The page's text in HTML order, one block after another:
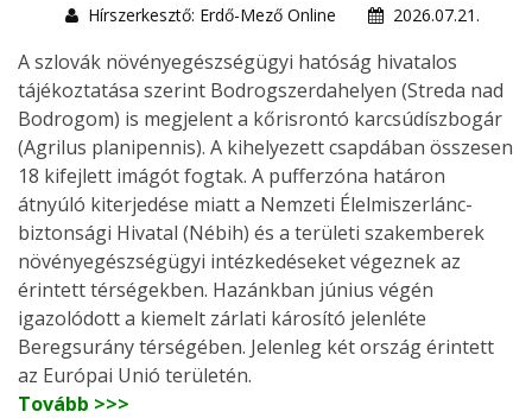
Hírszerkesztő: Erdő-Mező Online
2026.07.21.
A szlovák növényegészségügyi hatóság hivatalos
tájékoztatása szerint Bodrogszerdahelyen (Streda nad
Bodrogom) is megjelent a kőrisrontó karcsúdíszbogár
(Agrilus planipennis). A kihelyezett csapdában összesen
18 kifejlett imágót fogtak. A pufferzóna határon
átnyúló kiterjedése miatt a Nemzeti Élelmiszerlánc-
biztonsági Hivatal (Nébih) és a területi szakemberek
növényegészségügyi intézkedéseket végeznek az
érintett térségekben. Hazánkban június végén
igazolódott a kiemelt zárlati károsító jelenléte
Beregsurány térségében. Jelenleg két ország érintett
az Európai Unió területén.
Tovább >>>